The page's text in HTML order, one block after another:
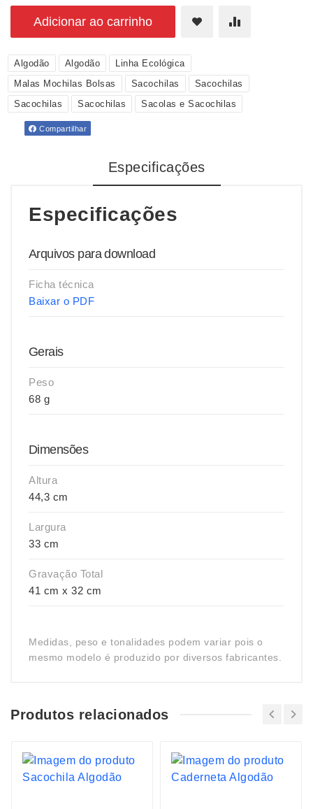
Adicionar ao carrinho
Algodão Algodão
Linha Ecológica
Malas Mochilas Bolsas
Sacochilas
Sacochilas
Sacochilas
Sacochilas Sacolas e Sacochilas
Compartilhar
Especificações
Especificações
Arquivos para download
Ficha técnica
Baixar o PDF
Gerais
Peso
68 g
Dimensões
Altura
44,3 cm
Largura
33 cm
Gravação Total
41 cm x 32 cm
Medidas, peso e tonalidades podem variar pois o
mesmo modelo é produzido por diversos fabricantes.
Produtos relacionados